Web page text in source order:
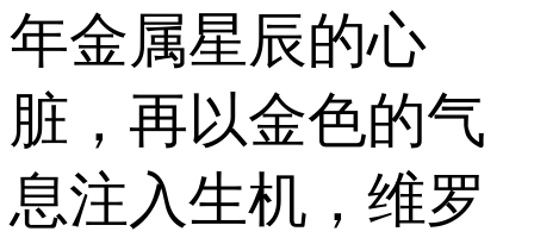
年金属星辰的心
脏，再以金色的气
息注入生机，维罗